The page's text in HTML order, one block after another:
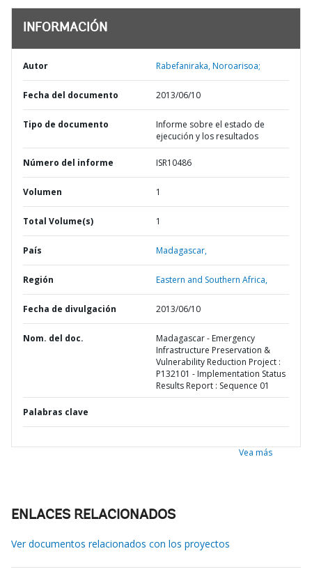
INFORMACIÓN
Autor Rabefaniraka, Noroarisoa;
Fecha del documento 2013/06/10
Tipo de documento
Informe sobre el estado de
ejecución y los resultados
Número del informe ISR10486
Volumen 1
Total Volume(s) 1
País Madagascar,
Región Eastern and Southern Africa,
Fecha de divulgación 2013/06/10
Nom. del doc.
Madagascar - Emergency
Infrastructure Preservation &
Vulnerability Reduction Project :
P132101 - Implementation Status
Results Report : Sequence 01
Palabras clave
Vea más
ENLACES RELACIONADOS
Ver documentos relacionados con los proyectos